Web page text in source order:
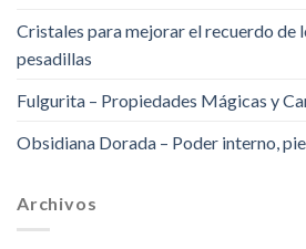
Cristales para mejorar el recuerdo de
pesadillas
Fulgurita – Propiedades Mágicas y
Obsidiana Dorada – Poder interno,
Archivos